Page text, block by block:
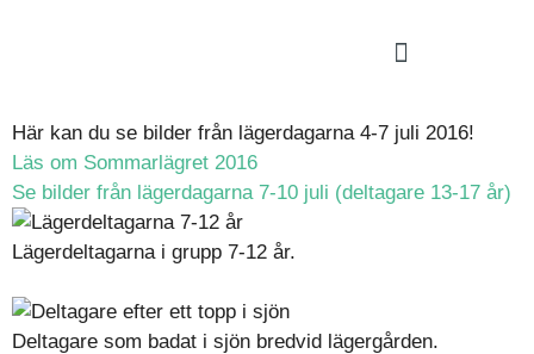
Här kan du se bilder från lägerdagarna 4-7 juli 2016!
Läs om Sommarlägret 2016
Se bilder från lägerdagarna 7-10 juli (deltagare 13-17 år)
Lägerdeltagarna i grupp 7-12 år.
Deltagare som badat i sjön bredvid lägergården.